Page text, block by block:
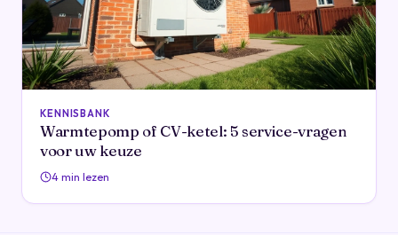
KENNISBANK
Warmtepomp of CV-ketel: 5 service-vragen
voor uw keuze
4 min lezen